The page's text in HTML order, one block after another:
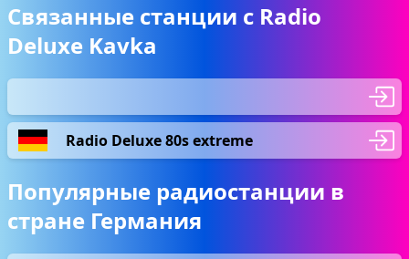
Связанные станции с Radio
Deluxe Kavka
Radio Deluxe 80s extreme
Популярные радиостанции в
стране Германия